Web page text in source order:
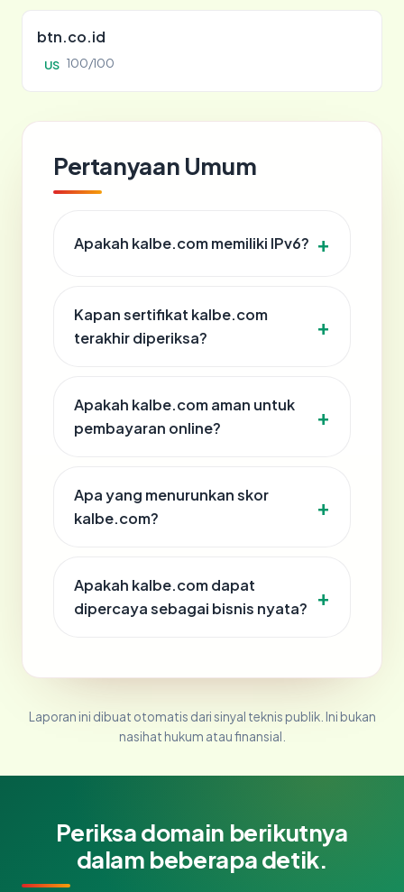
btn.co.id
US 100/100
Pertanyaan Umum
Apakah kalbe.com memiliki IPv6?
Kapan sertifikat kalbe.com
terakhir diperiksa?
Apakah kalbe.com aman untuk
pembayaran online?
Apa yang menurunkan skor
kalbe.com?
Apakah kalbe.com dapat
dipercaya sebagai bisnis nyata?
Laporan ini dibuat otomatis dari sinyal teknis publik. Ini bukan
nasihat hukum atau finansial.
Periksa domain berikutnya
dalam beberapa detik.